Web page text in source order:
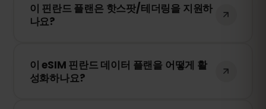
추가 데이터를 구매할 수 있습니다. 계정에
로그인하여 원하는 데이터 용량을 선택하세
이 핀란드 플랜은 핫스팟/테더링을 지원하
나요?
통해 다른 기기와 공유할 수 있습니다. 다만,
속도 및 이용 가능 여부는 현지 네트워크 사
이 eSIM 핀란드 데이터 플랜을 어떻게 활
성화하나요?